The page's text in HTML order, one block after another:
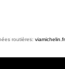
routières: viamichelin.fr